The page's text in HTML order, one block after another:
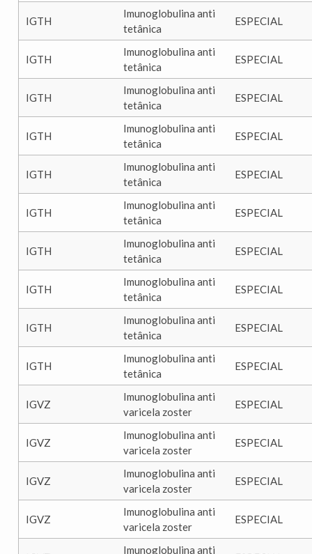
IGTH
Imunoglobulina anti
tetânica
ESPECIAL
IGTH
Imunoglobulina anti
tetânica
ESPECIAL
IGTH
Imunoglobulina anti
tetânica
ESPECIAL
IGTH
Imunoglobulina anti
tetânica
ESPECIAL
IGTH
Imunoglobulina anti
tetânica
ESPECIAL
IGTH
Imunoglobulina anti
tetânica
ESPECIAL
IGTH
Imunoglobulina anti
tetânica
ESPECIAL
IGTH
Imunoglobulina anti
tetânica
ESPECIAL
IGTH
Imunoglobulina anti
tetânica
ESPECIAL
IGTH
Imunoglobulina anti
tetânica
ESPECIAL
IGVZ
Imunoglobulina anti
varicela zoster
ESPECIAL
IGVZ
Imunoglobulina anti
varicela zoster
ESPECIAL
IGVZ
Imunoglobulina anti
varicela zoster
ESPECIAL
IGVZ
Imunoglobulina anti
varicela zoster
ESPECIAL
Imunoglobulina anti